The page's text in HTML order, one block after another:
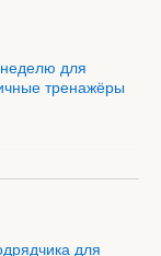
для
тренажёры
для